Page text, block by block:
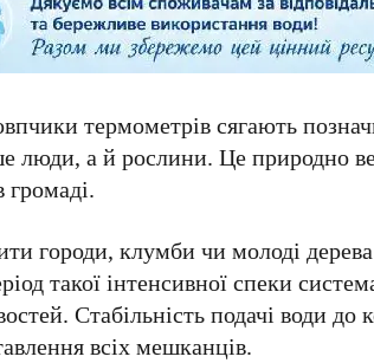
термометрів сягають
люди, а й рослини. Це природно
городи, клумби чи молоді
такої інтенсивної спеки
Стабільність подачі води до
всіх мешканців.